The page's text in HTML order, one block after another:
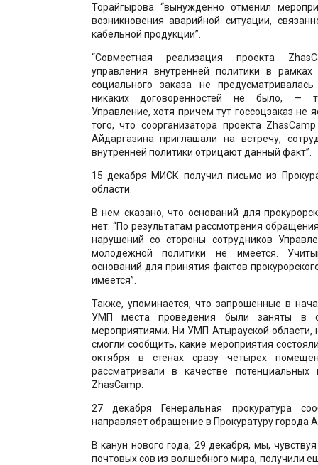
Торайгырова “вынужденно отменил
возникновения аварийной ситуации,
кабельной продукции”.
“Совместная реализация проекта
управления внутренней политики в рамках
социального заказа не
никаких договоренностей не было, —
Управление, хотя причем тут госсоцзаказ не
того, что соорганизатора проекта
Айдаргазина приглашали на встречу,
внутренней политики отрицают данный факт”.
15 декабря МИСК получил письмо из
области.
В нем сказано, что оснований для
нет: “По результатам рассмотрения
нарушений со стороны сотрудников
молодежной политики не имеется.
оснований для принятия фактов
имеется”.
Также, упоминается, что запрошенные в
УМП места проведения были заняты в
мероприятиями. Ни УМП Атырауской области,
смогли сообщить, какие мероприятия
октября в стенах сразу четырех
рассматривали в качестве потенциальных
ZhasCamp.
27 декабря Генеральная прокуратура
направляет обращение в Прокуратуру города
В канун нового года, 29 декабря, мы,
почтовых сов из волшебного мира, получили